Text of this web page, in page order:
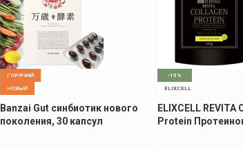
ГОРЯЧИЙ
НОВЫЙ
Banzai Gut синбиотик нового
поколения, 30 капсул
-15%
ELIXCELL
ELIXCELL REVITA
Protein